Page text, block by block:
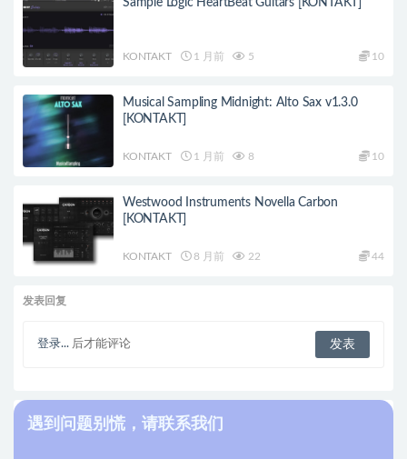
Sample Logic HeartBeat Guitars [KONTAKT]
KONTAKT 1 月前 5 10
Musical Sampling Midnight: Alto Sax v1.3.0
[KONTAKT]
KONTAKT 1 月前 8 10
Westwood Instruments Novella Carbon
[KONTAKT]
KONTAKT 8 月前 22 44
发表回复
登录... 后才能评论
遇到问题别慌，请联系我们